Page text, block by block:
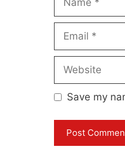
Email
Website
Save my